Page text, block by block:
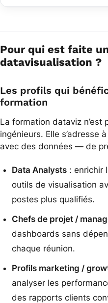
Pour qui est faite
datavisualisation ?
Les profils qui
formation
La formation dataviz n’est
ingénieurs. Elle s’adresse
avec des données — de
Data Analysts : enrichir
outils de visualisation
postes plus qualifiés.
Chefs de projet /
dashboards sans
chaque réunion.
Profils marketing /
analyser les
des rapports clients